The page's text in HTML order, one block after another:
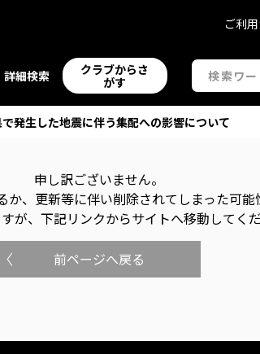
詳細検索
クラブからさ
がす
ご利
発生した地震に伴う集配への影響について
申し訳ございません。
、更新等に伴い削除されてしまった可能
が、下記リンクからサイトへ移動してくだ
前ページへ戻る